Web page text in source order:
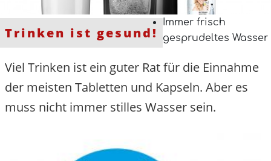
Trinken ist gesund!
Viel Trinken ist ein guter Rat für die Einnahme
der meisten Tabletten und Kapseln. Aber es
muss nicht immer stilles Wasser sein.
Immer frisch
gesprudeltes Wasser